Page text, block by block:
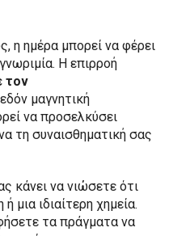
η ημέρα μπορεί να φέρει
Η επιρροή
τον
μαγνητική
να προσελκύσει
τη συναισθηματική σας
κάνει να νιώσετε ότι
μια ιδιαίτερη χημεία.
τα πράγματα να